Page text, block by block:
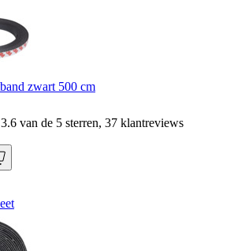
zwart 500 cm
van de 5 sterren, 37 klantreviews